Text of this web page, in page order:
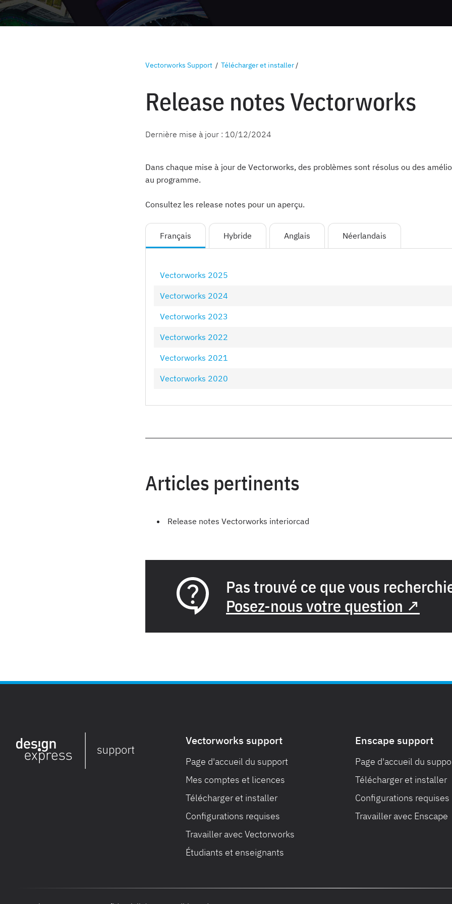
Vectorworks Support / Télécharger et installer/
Release notes Vectorworks
Dernière mise à jour : 10/12/2024
Dans chaque mise à jour de Vectorworks, des problèmes sont résolus ou des
au programme.
Consultez les release notes pour un aperçu.
Français Hybride Anglais Néerlandais
Vectorworks 2025
Vectorworks 2024
Vectorworks 2023
Vectorworks 2022
Vectorworks 2021
Vectorworks 2020
Articles pertinents
Release notes Vectorworks interiorcad
Pas trouvé ce que vous
Posez-nous votre question ↗
Vectorworks support
Page d'accueil du support
Mes comptes et licences
Télécharger et installer
Configurations requises
Travailler avec Vectorworks
Étudiants et enseignants
Enscape support
Page d'accueil du
Télécharger et installer
Configurations requises
Travailler avec Enscape